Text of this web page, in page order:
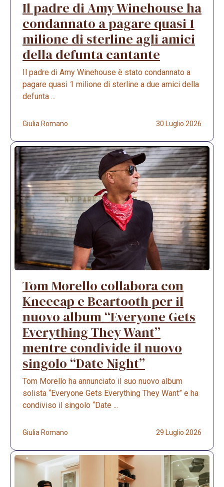
Il padre di Amy Winehouse ha
condannato a pagare quasi 1
milione di sterline agli amici
della defunta cantante
Il padre di Amy Winehouse è stato condannato a
pagare quasi 1 milione di sterline a due amici della
defunta ...
Giulia Romano 30 Luglio 2026
Tom Morello collabora con
Kneecap e Beartooth per il
nuovo album “Everyone Gets
Everything They Want”
mentre condivide il nuovo
singolo “Date Night”
Tom Morello ha annunciato il suo nuovo album
solista “Everyone Gets Everything They Want” e ha
condiviso il singolo “Date ...
Giulia Romano 29 Luglio 2026